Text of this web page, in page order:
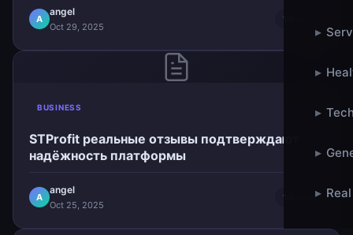
▸
▸
▸
▸
▸
A
angel
Oct 29, 2025
1m read
BUSINESS
STProfit реальные отзывы подтверждают
надёжность платформы
A
angel
Oct 25, 2025
1m read